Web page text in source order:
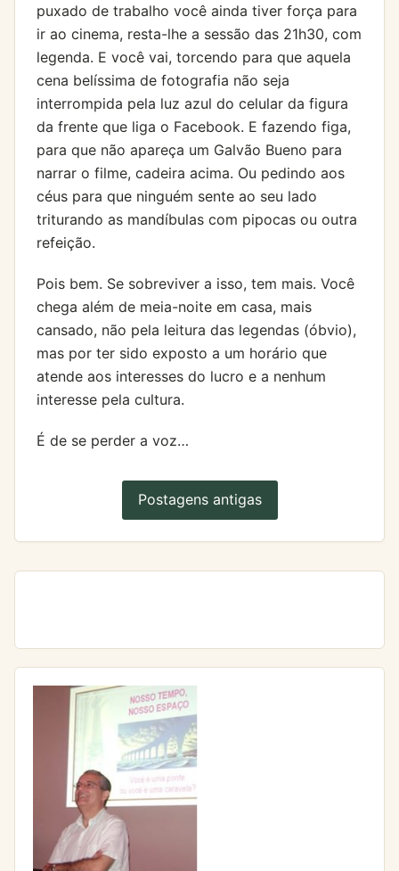
puxado de trabalho você ainda tiver força para
ir ao cinema, resta-lhe a sessão das 21h30, com
legenda. E você vai, torcendo para que aquela
cena belíssima de fotografia não seja
interrompida pela luz azul do celular da figura
da frente que liga o Facebook. E fazendo figa,
para que não apareça um Galvão Bueno para
narrar o filme, cadeira acima. Ou pedindo aos
céus para que ninguém sente ao seu lado
triturando as mandíbulas com pipocas ou outra
refeição.
Pois bem. Se sobreviver a isso, tem mais. Você
chega além de meia-noite em casa, mais
cansado, não pela leitura das legendas (óbvio),
mas por ter sido exposto a um horário que
atende aos interesses do lucro e a nenhum
interesse pela cultura.
É de se perder a voz…
Postagens antigas